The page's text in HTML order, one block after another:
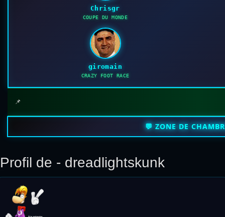
Chrisgr
COUPE DU MONDE
giromain
CRAZY FOOT RACE
📌
💬 ZONE DE
Profil de - dreadlightskunk